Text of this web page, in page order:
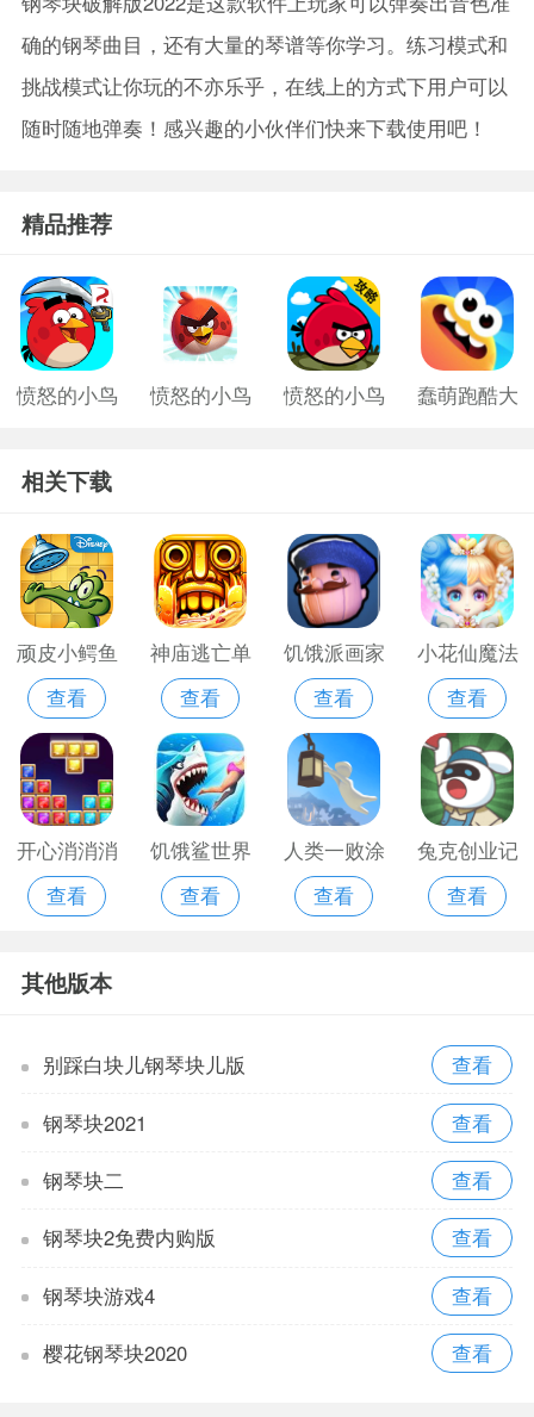
确的钢琴曲目，还有大量的琴谱等你学习。练习模式和
挑战模式让你玩的不亦乐乎，在线上的方式下用户可以
随时随地弹奏！感兴趣的小伙伴们快来下载使用吧！
精品推荐
愤怒的小鸟
愤怒的小鸟
愤怒的小鸟
蠢萌跑酷大
相关下载
顽皮小鳄鱼
爱洗澡游戏
查看
神庙逃亡单
机版
查看
饥饿派画家
查看
小花仙魔法
换装
查看
开心消消消
红包赚钱版
查看
饥饿鲨世界
最新版
查看
人类一败涂
地安卓版
查看
兔克创业记
游戏破解版
查看
其他版本
别踩白块儿钢琴块儿版
钢琴块2021
钢琴块二
钢琴块2免费内购版
钢琴块游戏4
樱花钢琴块2020